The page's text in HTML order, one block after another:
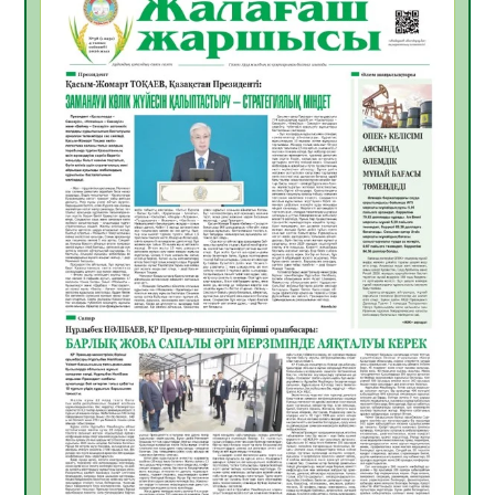
Инфекциялық ауруларға қарсы иммундау
жұмыстарының тиімділігі
06.08.2026
34
Көкжөтел ауруы туралы
06.08.2026
32
АПВ вакцинасы туралы мәлімет
06.08.2026
32
Open Air: Қызылорда облысы полиция
департаменті 20 мыңнан астам
көрерменнің қауіпсіздігін қамтамасыз етті
06.08.2026
42
ҚЫЗЫЛОРДАДА «САНАЛЫ ҰРПАҚ –
ЖАРҚЫН БОЛАШАҚ» АТТЫ КЕҢЕЙТІЛГЕН
МӘЖІЛІС ӨТТІ
05.08.2026
44